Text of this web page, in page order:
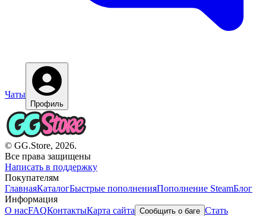
Чаты
Профиль
© GG.Store, 2026.
Все права защищены
Написать в поддержку
Покупателям
ГлавнаяКаталогБыстрые пополненияПополнение SteamБлог
Информация
О насFAQКонтактыКарта сайта Сообщить о баге Стать